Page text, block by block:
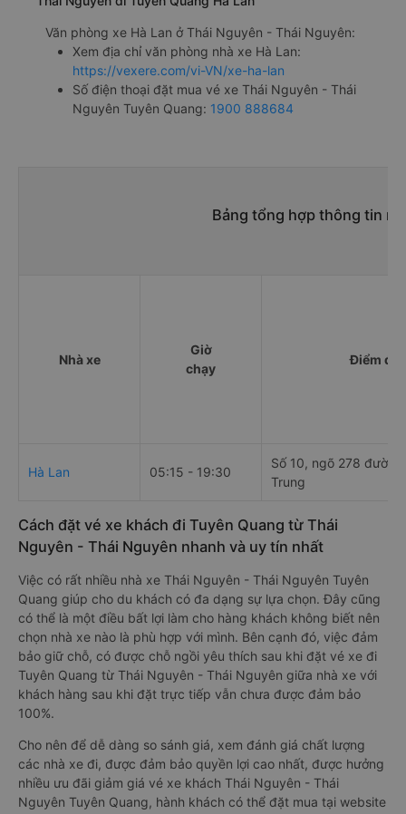
Văn phòng xe Hà Lan ở Thái Nguyên - Thái Nguyên:
Xem địa chỉ văn phòng nhà xe Hà Lan:
https://vexere.com/vi-VN/xe-ha-lan
Số điện thoại đặt mua vé xe Thái Nguyên - Thái
Nguyên Tuyên Quang: 1900 888684
Bảng tổng hợp thông tin
Nhà xe
Giờ
chạy
Điểm đi
Hà Lan 05:15 - 19:30
Số 10, ngõ 278
Trung
Cách đặt vé xe khách đi Tuyên Quang từ Thái
Nguyên - Thái Nguyên nhanh và uy tín nhất
Việc có rất nhiều nhà xe Thái Nguyên - Thái Nguyên Tuyên
Quang giúp cho du khách có đa dạng sự lựa chọn. Đây cũng
có thể là một điều bất lợi làm cho hàng khách không biết nên
chọn nhà xe nào là phù hợp với mình. Bên cạnh đó, việc đảm
bảo giữ chỗ, có được chỗ ngồi yêu thích sau khi đặt vé xe đi
Tuyên Quang từ Thái Nguyên - Thái Nguyên giữa nhà xe với
khách hàng sau khi đặt trực tiếp vẫn chưa được đảm bảo
100%.
Cho nên để dễ dàng so sánh giá, xem đánh giá chất lượng
các nhà xe đi, được đảm bảo quyền lợi cao nhất, được hưởng
nhiều ưu đãi giảm giá vé xe khách Thái Nguyên - Thái
Nguyên Tuyên Quang, hành khách có thể đặt mua tại website